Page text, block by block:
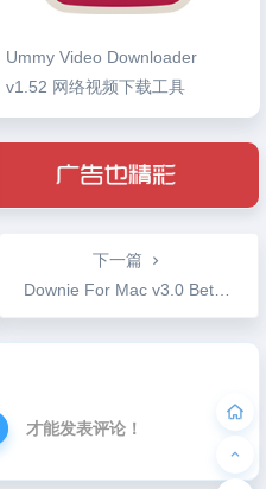
Ummy Video Downloader
v1.52 网络视频下载工具
下一篇
Downie For Mac v3.0 Beta 17 专业网络视频下载工具
才能发表评论！